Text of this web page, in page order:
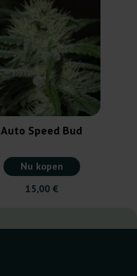
Auto Speed Bud
Nu kopen
15,00 €